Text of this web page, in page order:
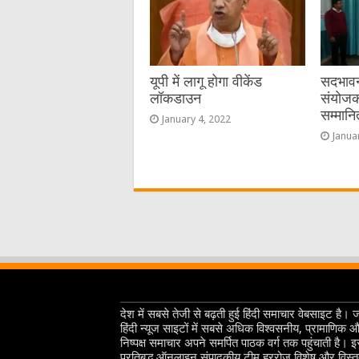
यूपी में लागू होगा वीकेंड
लॉकडाउन
January 4, 2022
देश में सबसे तेजी से बढ़ती हुई हिंदी समाचार वेबसाइट है।
हिंदी न्यूज साइटों में सबसे अधिक विश्वसनीय, प्रामाणिक
निष्पक्ष समाचार अपने समर्पित पाठक वर्ग तक पहुंचाती है।